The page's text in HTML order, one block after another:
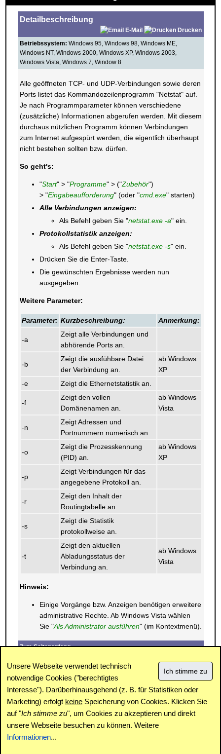
Detailbeschreibung
E-Mail
Drucken
Betriebssystem: Windows 95, Windows 98, Windows ME,
Windows NT, Windows 2000, Windows XP, Windows 2003,
Windows Vista, Windows 7, Window 8
Alle geöffneten TCP- und UDP-Verbindungen sowie deren
Ports listet das Kommandozeilenprogramm "Netstat" auf.
Je nach Programmparameter können verschiedene
(zusätzliche) Informationen abgerufen werden. Mit diesem
durchaus nützlichen Programm können Verbindungen
zum Internet aufgespürt werden, die eigentlich überhaupt
nicht bestehen sollten bzw. dürfen.
So geht's:
"Start" > "Programme" > ("Zubehör")
> "Eingabeaufforderung" (oder "cmd.exe" starten)
Alle Verbindungen anzeigen:
Als Befehl geben Sie "netstat.exe -a" ein.
Protokollstatistik anzeigen:
Als Befehl geben Sie "netstat.exe -s" ein.
Drücken Sie die Enter-Taste.
Die gewünschten Ergebnisse werden nun
ausgegeben.
Weitere Parameter:
Parameter: Kurzbeschreibung: Anmerkung:
-a
Zeigt alle Verbindungen und
abhörende Ports an.
-b
Zeigt die ausfühbare Datei
der Verbindung an.
ab Windows
XP
-e
Zeigt die Ethernetstatistik an.
-f
Zeigt den vollen
Domänenamen an.
ab Windows
Vista
-n
Zeigt Adressen und
Portnummern numerisch an.
-o
Zeigt die Prozesskennung
(PID) an.
ab Windows
XP
-p
Zeigt Verbindungen für das
angegebene Protokoll an.
-r
Zeigt den Inhalt der
Routingtabelle an.
-s
Zeigt die Statistik
protokollweise an.
-t
Zeigt den aktuellen
Abladungsstatus der
Verbindung an.
ab Windows
Vista
Hinweis:
Einige Vorgänge bzw. Anzeigen benötigen erweitere
administrative Rechte. Ab Windows Vista wählen
Sie "Als Administrator ausführen" (im Kontextmenü).
Zum Seitenanfang
Unsere Webseite verwendet technisch
notwendige Cookies ("berechtigtes
Interesse"). Darüberhinausgehend (z. B. für Statistiken oder
Marketing) erfolgt keine Speicherung von Cookies. Klicken Sie
auf "Ich stimme zu", um Cookies zu akzeptieren und direkt
unsere Webseite besuchen zu können. Weitere
Informationen...
Impressum | Kontakt | Datenschutz / Cookies |
SPAM /
Abuse
| Newsletter | Forum